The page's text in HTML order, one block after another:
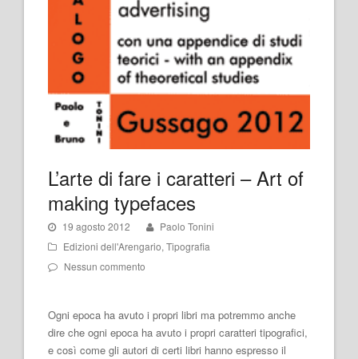
L’arte di fare i caratteri – Art of
making typefaces
19 agosto 2012
Paolo Tonini
Edizioni dell'Arengario, Tipografia
Nessun commento
Ogni epoca ha avuto i propri libri ma potremmo anche
dire che ogni epoca ha avuto i propri caratteri tipografici,
e così come gli autori di certi libri hanno espresso il